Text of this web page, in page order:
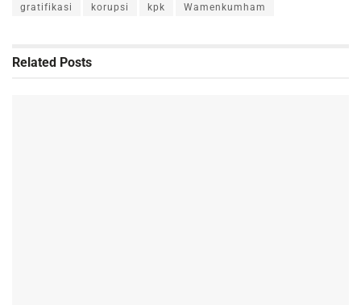
gratifikasi korupsi kpk Wamenkumham
Related Posts